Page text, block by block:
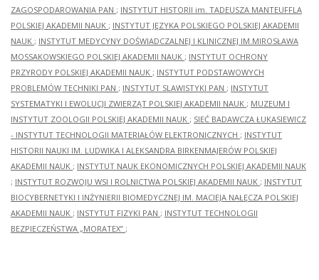
ZAGOSPODAROWANIA PAN ; INSTYTUT HISTORII im. TADEUSZA MANTEUFFLA
POLSKIEJ AKADEMII NAUK ; INSTYTUT JĘZYKA POLSKIEGO POLSKIEJ AKADEMII
NAUK ; INSTYTUT MEDYCYNY DOŚWIADCZALNEJ I KLINICZNEJ IM.MIROSŁAWA
MOSSAKOWSKIEGO POLSKIEJ AKADEMII NAUK ; INSTYTUT OCHRONY
PRZYRODY POLSKIEJ AKADEMII NAUK ; INSTYTUT PODSTAWOWYCH
PROBLEMÓW TECHNIKI PAN ; INSTYTUT SLAWISTYKI PAN ; INSTYTUT
SYSTEMATYKI I EWOLUCJI ZWIERZĄT POLSKIEJ AKADEMII NAUK ; MUZEUM I
INSTYTUT ZOOLOGII POLSKIEJ AKADEMII NAUK ; SIEĆ BADAWCZA ŁUKASIEWICZ
- INSTYTUT TECHNOLOGII MATERIAŁÓW ELEKTRONICZNYCH ; INSTYTUT
HISTORII NAUKI IM. LUDWIKA I ALEKSANDRA BIRKENMAJERÓW POLSKIEJ
AKADEMII NAUK ; INSTYTUT NAUK EKONOMICZNYCH POLSKIEJ AKADEMII NAUK
; INSTYTUT ROZWOJU WSI I ROLNICTWA POLSKIEJ AKADEMII NAUK ; INSTYTUT
BIOCYBERNETYKI I INŻYNIERII BIOMEDYCZNEJ IM. MACIEJA NAŁĘCZA POLSKIEJ
AKADEMII NAUK ; INSTYTUT FIZYKI PAN ; INSTYTUT TECHNOLOGII
BEZPIECZEŃSTWA „MORATEX” ;